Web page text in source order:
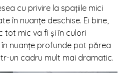
cu privire la spațiile mici
în nuanțe deschise. Ei bine,
tot mic va fi și în culori
nuanțe profunde pot părea
un cadru mult mai dramatic.